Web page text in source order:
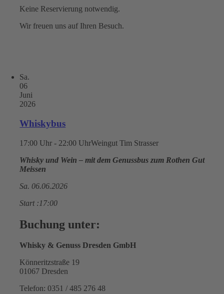
Keine Reservierung notwendig.
Wir freuen uns auf Ihren Besuch.
Sa.
06
Juni
2026
Whiskybus
17:00 Uhr - 22:00 UhrWeingut Tim Strasser
Whisky und Wein – mit dem Genussbus zum Rothen Gut
Meissen
Sa. 06.06.2026
Start :17:00
Buchung unter:
Whisky & Genuss Dresden GmbH
Könneritzstraße 19
01067 Dresden
Telefon: 0351 / 485 276 48